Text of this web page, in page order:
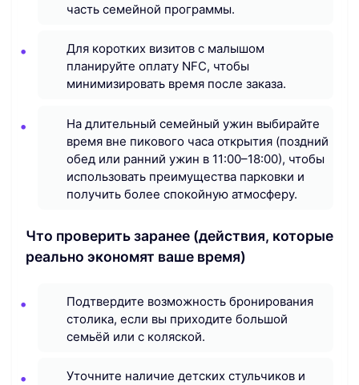
часть семейной программы.
Для коротких визитов с малышом
планируйте оплату NFC, чтобы
минимизировать время после заказа.
На длительный семейный ужин выбирайте
время вне пикового часа открытия (поздний
обед или ранний ужин в 11:00–18:00), чтобы
использовать преимущества парковки и
получить более спокойную атмосферу.
Что проверить заранее (действия, которые
реально экономят ваше время)
Подтвердите возможность бронирования
столика, если вы приходите большой
семьёй или с коляской.
Уточните наличие детских стульчиков и